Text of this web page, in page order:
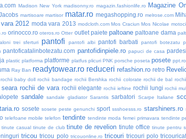
Madison New York madisonny.ro magazin.fashionlife.ro Magazine
martisoare martisor matar.ro megashopping.ro melrose.com
2012 moda vara 2013 modcloth.com Mos Craciun Mos Nicolae
orinocco.ro oteros.ro Otter outlet paiete paltoane paltoane dama
trei sferturi pantofi pantofi albi pantofi barbati pantofi botezatu
pantoficatalinbotezatu.com pantofidinpiele.ro papuci de casa
plastic platforma platforme platfus plicuri PNK porsche poseta posete ppt.ro
Ray Ban readytowear.ro reduceri refashion.ro retro
rochii baby doll rochii bandage rochii Bershka rochii colorate rochii de bal
rochii de vara rochii elegante rochii ieftine rochii lungi rochii
sandale sandale gladiator Sarantis sarbatori Scarpe Italiane
sosete sosete peste genunchi sport ssshoesss.ro starshiners.ro
telefoane mobile telefon tendinte tendinte moda femei primavara tendinte
tinute casual tinute de club tinute de revelion tinute office tinute pentru
tricou tricou polo tricouonline.ro tricouri tricouri polo